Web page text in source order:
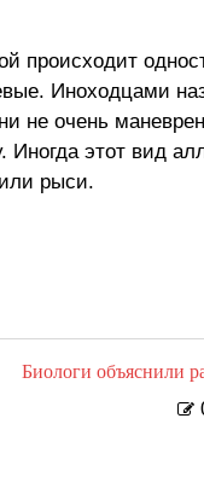
происходит
Иноходцами
не очень
Иногда этот вид
рыси.
Биологи объяснили